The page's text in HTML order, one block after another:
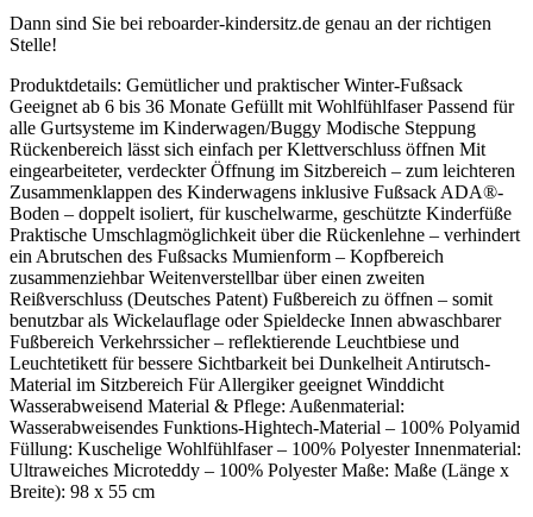
Dann sind Sie bei reboarder-kindersitz.de genau an der richtigen
Stelle!
Produktdetails: Gemütlicher und praktischer Winter-Fußsack
Geeignet ab 6 bis 36 Monate Gefüllt mit Wohlfühlfaser Passend für
alle Gurtsysteme im Kinderwagen/Buggy Modische Steppung
Rückenbereich lässt sich einfach per Klettverschluss öffnen Mit
eingearbeiteter, verdeckter Öffnung im Sitzbereich – zum leichteren
Zusammenklappen des Kinderwagens inklusive Fußsack ADA®-
Boden – doppelt isoliert, für kuschelwarme, geschützte Kinderfüße
Praktische Umschlagmöglichkeit über die Rückenlehne – verhindert
ein Abrutschen des Fußsacks Mumienform – Kopfbereich
zusammenziehbar Weitenverstellbar über einen zweiten
Reißverschluss (Deutsches Patent) Fußbereich zu öffnen – somit
benutzbar als Wickelauflage oder Spieldecke Innen abwaschbarer
Fußbereich Verkehrssicher – reflektierende Leuchtbiese und
Leuchtetikett für bessere Sichtbarkeit bei Dunkelheit Antirutsch-
Material im Sitzbereich Für Allergiker geeignet Winddicht
Wasserabweisend Material & Pflege: Außenmaterial:
Wasserabweisendes Funktions-Hightech-Material – 100% Polyamid
Füllung: Kuschelige Wohlfühlfaser – 100% Polyester Innenmaterial:
Ultraweiches Microteddy – 100% Polyester Maße: Maße (Länge x
Breite): 98 x 55 cm